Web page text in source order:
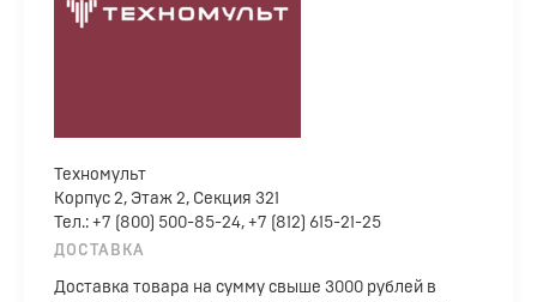
Техномульт
Корпус 2, Этаж 2, Секция 321
Тел.: +7 (800) 500-85-24, +7 (812) 615-21-25
ДОСТАВКА
Доставка товара на сумму свыше 3000 рублей в